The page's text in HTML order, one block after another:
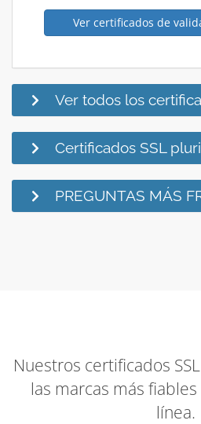
Ver certificados de
Ver todos los
Certificados SSL
PREGUNTAS MÁS
Nuestros certificados
las marcas más
línea.